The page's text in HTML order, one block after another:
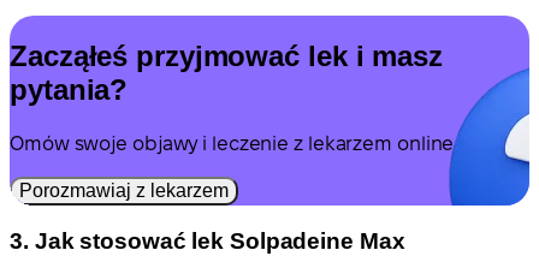
Zacząłeś przyjmować lek i masz
pytania?
Omów swoje objawy i leczenie z lekarzem online.
Porozmawiaj z lekarzem
3. Jak stosować lek Solpadeine Max